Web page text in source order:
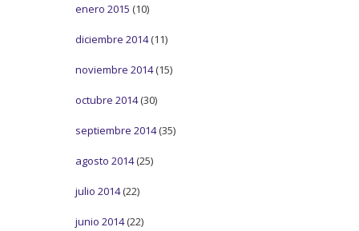
enero 2015 (10)
diciembre 2014(11)
noviembre 2014(15)
octubre 2014(30)
septiembre 2014(35)
agosto 2014(25)
julio 2014(22)
junio 2014(22)